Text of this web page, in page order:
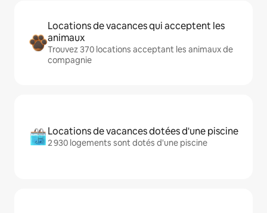
Locations de vacances qui acceptent les
animaux
Trouvez 370 locations acceptant les animaux de
compagnie
Locations de vacances dotées d'une piscine
2 930 logements sont dotés d'une piscine